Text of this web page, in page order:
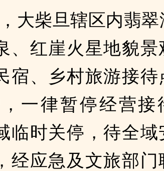
大柴旦辖区内翡翠
、红崖火星地貌景
宿、乡村旅游接待
一律暂停经营接
临时关停，待全域
经应急及文旅部门